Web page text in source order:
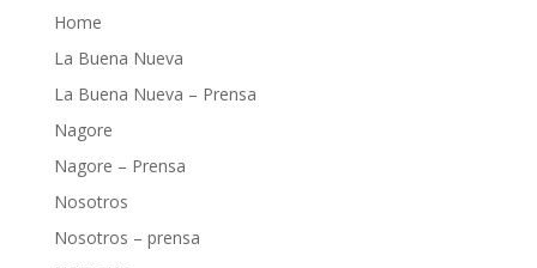
Home
La Buena Nueva
La Buena Nueva – Prensa
Nagore
Nagore – Prensa
Nosotros
Nosotros – prensa